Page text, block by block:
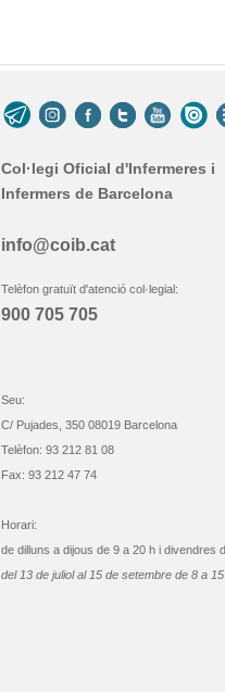
Col·legi Oficial d'Infermeres i
Infermers de Barcelona
info@coib.cat
Telèfon gratuït d'atenció col·legial:
900 705 705
Seu:
C/ Pujades, 350 08019 Barcelona
Telèfon: 93 212 81 08
Fax: 93 212 47 74
Horari:
de dilluns a dijous de 9 a 20 h i divendres
del 13 de juliol al 15 de setembre de 8 a